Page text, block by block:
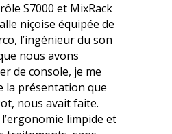
S7000 et MixRack
niçoise équipée de
l’ingénieur du son
nous avons
de console, je me
la présentation que
nous avait faite.
l’ergonomie limpide et